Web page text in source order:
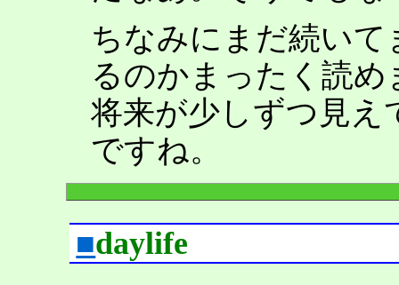
ちなみにまだ続い
るのかまったく読
将来が少しずつ見え
ですね。
■daylife